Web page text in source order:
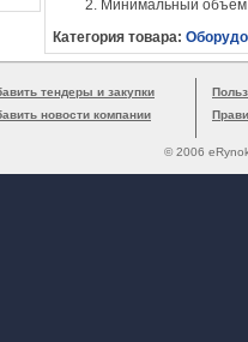
Минимальный объем
Категория товара:
тендеры и закупки
новости компании
© 2006